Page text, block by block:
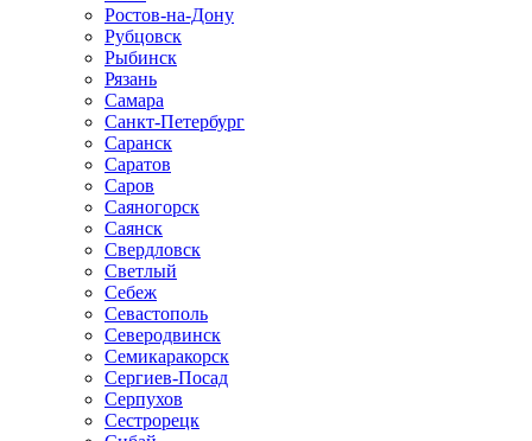
Ростов-на-Дону
Рубцовск
Рыбинск
Рязань
Самара
Санкт-Петербург
Саранск
Саратов
Саров
Саяногорск
Саянск
Свердловск
Светлый
Себеж
Севастополь
Северодвинск
Семикаракорск
Сергиев-Посад
Серпухов
Сестрорецк